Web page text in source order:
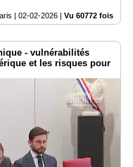
| 02-02-2026 Vu 60772 fois
- vulnérabilités
et les risques pour